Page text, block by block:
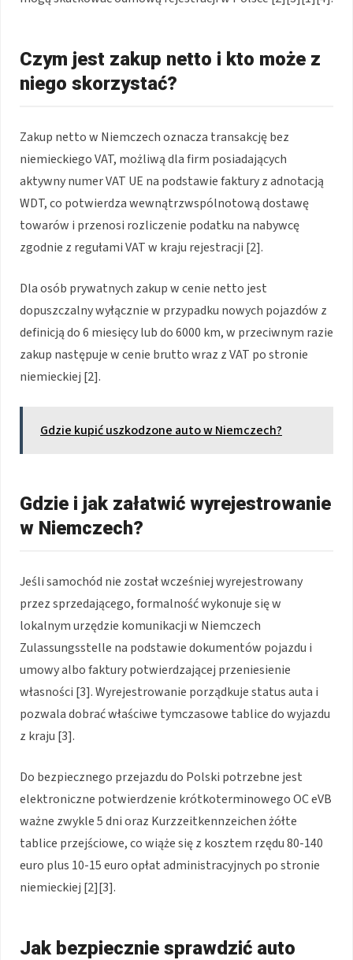
Czym jest zakup netto i kto może z
niego skorzystać?
Zakup netto w Niemczech oznacza transakcję bez
niemieckiego VAT, możliwą dla firm posiadających
aktywny numer VAT UE na podstawie faktury z adnotacją
WDT, co potwierdza wewnątrzwspólnotową dostawę
towarów i przenosi rozliczenie podatku na nabywcę
zgodnie z regułami VAT w kraju rejestracji [2].
Dla osób prywatnych zakup w cenie netto jest
dopuszczalny wyłącznie w przypadku nowych pojazdów z
definicją do 6 miesięcy lub do 6000 km, w przeciwnym razie
zakup następuje w cenie brutto wraz z VAT po stronie
niemieckiej [2].
Gdzie kupić uszkodzone auto w Niemczech?
Gdzie i jak załatwić wyrejestrowanie
w Niemczech?
Jeśli samochód nie został wcześniej wyrejestrowany
przez sprzedającego, formalność wykonuje się w
lokalnym urzędzie komunikacji w Niemczech
Zulassungsstelle na podstawie dokumentów pojazdu i
umowy albo faktury potwierdzającej przeniesienie
własności [3]. Wyrejestrowanie porządkuje status auta i
pozwala dobrać właściwe tymczasowe tablice do wyjazdu
z kraju [3].
Do bezpiecznego przejazdu do Polski potrzebne jest
elektroniczne potwierdzenie krótkoterminowego OC eVB
ważne zwykle 5 dni oraz Kurzzeitkennzeichen żółte
tablice przejściowe, co wiąże się z kosztem rzędu 80-140
euro plus 10-15 euro opłat administracyjnych po stronie
niemieckiej [2][3].
Jak bezpiecznie sprawdzić auto